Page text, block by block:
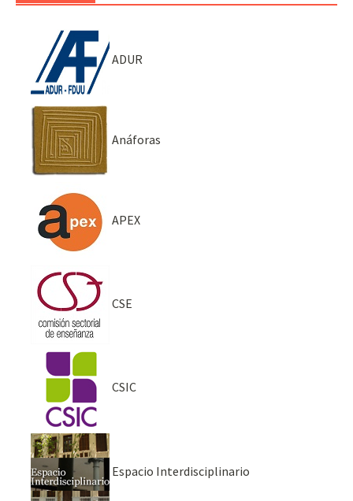
ADUR
Anáforas
APEX
CSE
CSIC
Espacio Interdisciplinario